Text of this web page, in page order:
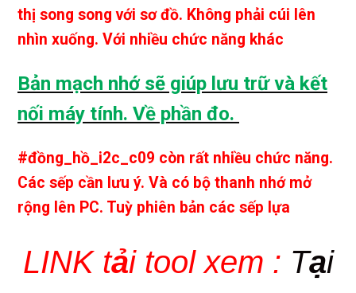
thị song song với sơ đồ. Không phải cúi lên
nhìn xuống. Với nhiều chức năng khác
Bản mạch nhớ sẽ giúp lưu trữ và kết
nối máy tính. Về phần đo.
#đồng_hồ_i2c_c09 còn rất nhiều chức năng.
Các sếp cần lưu ý. Và có bộ thanh nhớ mở
rộng lên PC. Tuỳ phiên bản các sếp lựa
LINK tải tool xem : Tại